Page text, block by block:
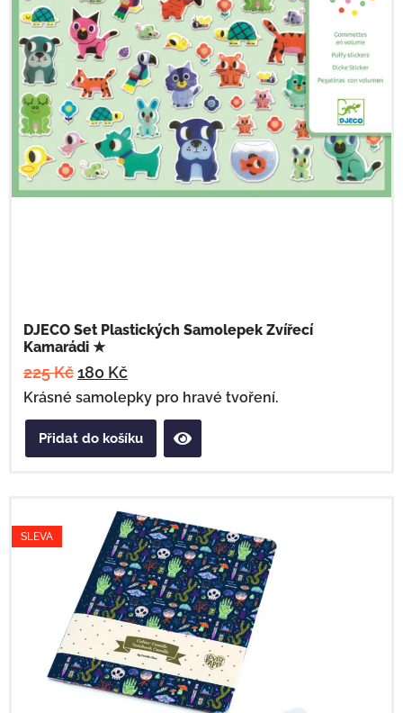
DJECO Set Plastických Samolepek Zvířecí
Kamarádi ★
225Kč180 Kč
Krásné samolepky pro hravé tvoření.
Přidat do košíku
SLEVA